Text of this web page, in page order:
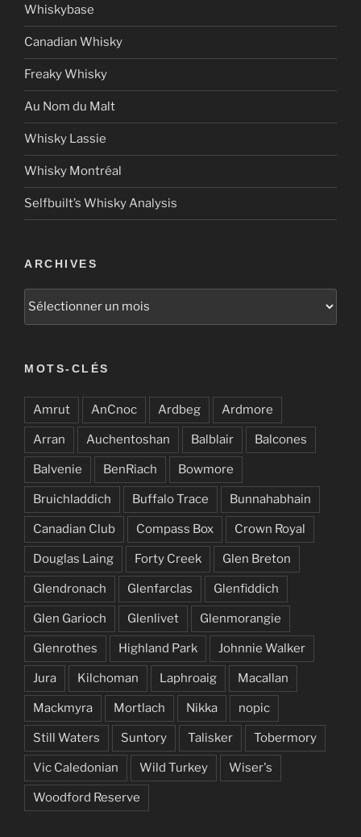
Whiskybase
Canadian Whisky
Freaky Whisky
Au Nom du Malt
Whisky Lassie
Whisky Montréal
Selfbuilt’s Whisky Analysis
ARCHIVES
MOTS-CLÉS
Amrut AnCnoc Ardbeg Ardmore
Arran Auchentoshan Balblair Balcones
Balvenie BenRiach Bowmore
Bruichladdich Buffalo Trace Bunnahabhain
Canadian Club Compass Box Crown Royal
Douglas Laing Forty Creek Glen Breton
Glendronach Glenfarclas Glenfiddich
Glen Garioch Glenlivet Glenmorangie
Glenrothes Highland Park Johnnie Walker
Jura Kilchoman Laphroaig Macallan
Mackmyra Mortlach Nikka nopic
Still Waters Suntory Talisker Tobermory
Vic Caledonian Wild Turkey Wiser's
Woodford Reserve